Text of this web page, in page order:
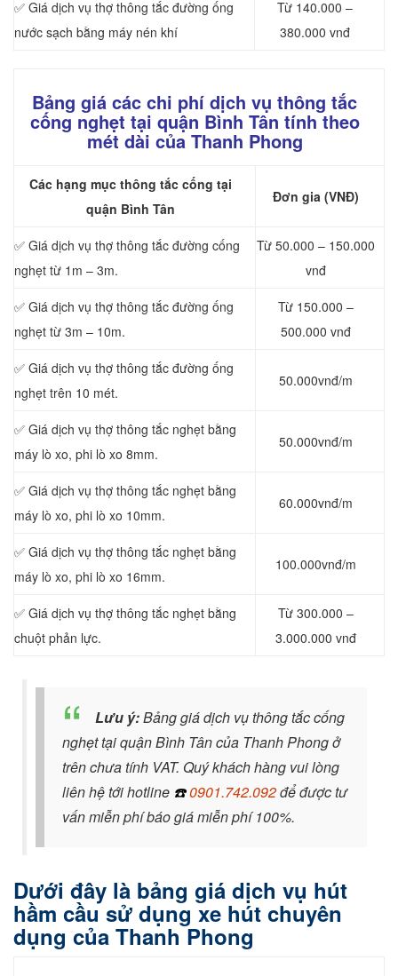
✅ Giá dịch vụ thợ thông tắc đường ống
nước sạch bằng máy nén khí
Từ 140.000 –
380.000 vnđ
Bảng giá các chi phí dịch vụ thông tắc
cống nghẹt tại quận Bình Tân tính theo
mét dài của Thanh Phong
Các hạng mục thông tắc cống tại
quận Bình Tân
Đơn gia (VNĐ)
✅ Giá dịch vụ thợ thông tắc đường cống
nghẹt từ 1m – 3m.
Từ 50.000 – 150.000
vnđ
✅ Giá dịch vụ thợ thông tắc đường ống
nghẹt từ 3m – 10m.
Từ 150.000 –
500.000 vnđ
✅ Giá dịch vụ thợ thông tắc đường ống
nghẹt trên 10 mét.
50.000vnđ/m
✅ Giá dịch vụ thợ thông tắc nghẹt bằng
máy lò xo, phi lò xo 8mm.
50.000vnđ/m
✅ Giá dịch vụ thợ thông tắc nghẹt bằng
máy lò xo, phi lò xo 10mm.
60.000vnđ/m
✅ Giá dịch vụ thợ thông tắc nghẹt bằng
máy lò xo, phi lò xo 16mm.
100.000vnđ/m
✅ Giá dịch vụ thợ thông tắc nghẹt bằng
chuột phản lực.
Từ 300.000 –
3.000.000 vnđ
Lưu ý:Bảng giá dịch vụ thông tắc cống
nghẹt tại quận Bình Tân của Thanh Phong ở
trên chưa tính VAT. Quý khách hàng vui lòng
liên hệ tới hotline ☎️0901.742.092để được tư
vấn miễn phí báo giá miễn phí 100%.
Dưới đây là bảng giá dịch vụ hút
hầm cầu sử dụng xe hút chuyên
dụng của Thanh Phong